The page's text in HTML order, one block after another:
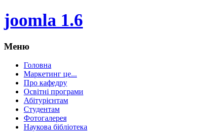
joomla 1.6
Меню
Головна
Маркетинг це...
Про кафедру
Освітні програми
Абітурієнтам
Студентам
Фотогалерея
Наукова бібліотека